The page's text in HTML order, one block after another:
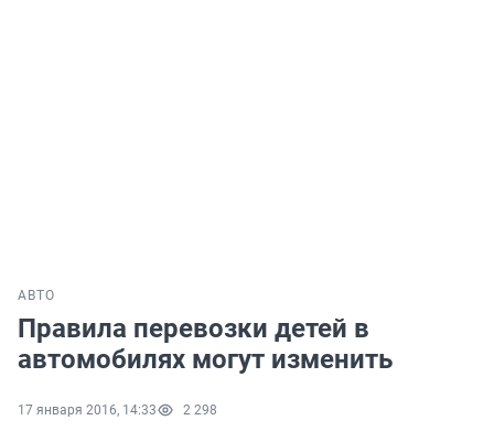
АВТО
Правила перевозки детей в
автомобилях могут изменить
17 января 2016, 14:33 2 298